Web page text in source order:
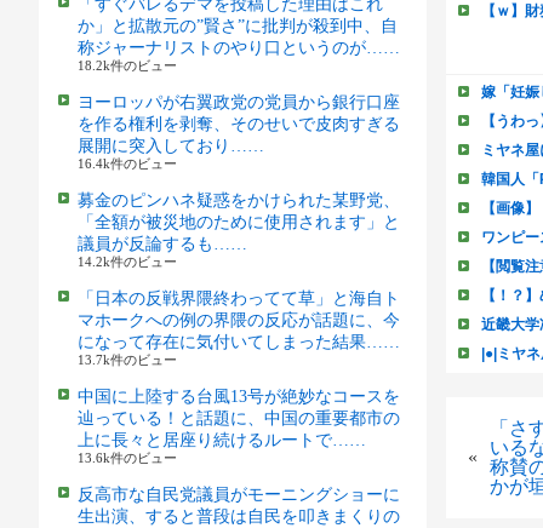
「すぐバレるデマを投稿した理由はこれ
か」と拡散元の”賢さ”に批判が殺到中、自
称ジャーナリストのやり口というのが……
18.2k件のビュー
ヨーロッパが右翼政党の党員から銀行口座
を作る権利を剥奪、そのせいで皮肉すぎる
展開に突入しており……
16.4k件のビュー
募金のピンハネ疑惑をかけられた某野党、
「全額が被災地のために使用されます」と
議員が反論するも……
14.2k件のビュー
「日本の反戦界隈終わってて草」と海自ト
マホークへの例の界隈の反応が話題に、今
になって存在に気付いてしまった結果……
13.7k件のビュー
中国に上陸する台風13号が絶妙なコースを
辿っている！と話題に、中国の重要都市の
上に長々と居座り続けるルートで……
13.6k件のビュー
反高市な自民党議員がモーニングショーに
生出演、すると普段は自民を叩きまくりの
«
「さ
いる
称賛
かが